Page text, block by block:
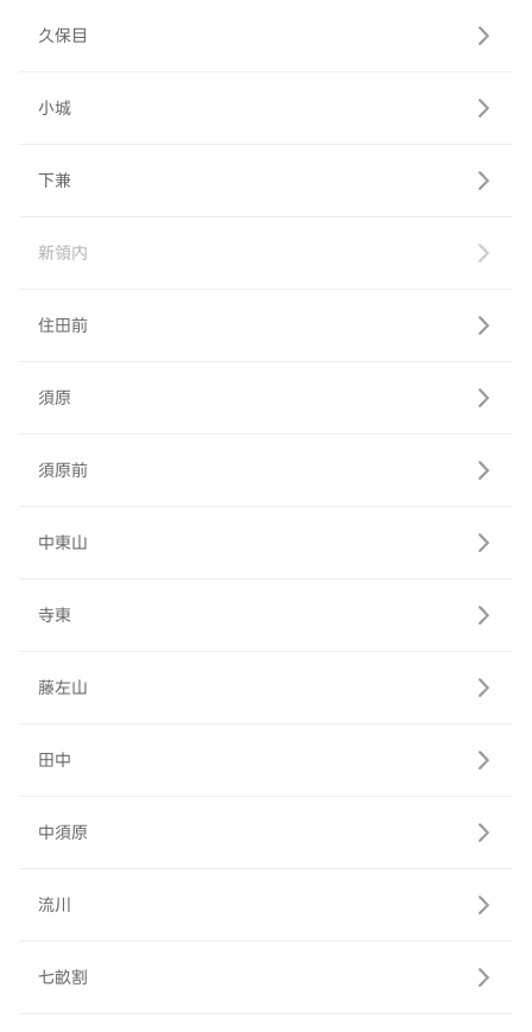
久保目
小城
下兼
新領内
住田前
須原
須原前
中東山
寺東
藤左山
田中
中須原
流川
七畝割